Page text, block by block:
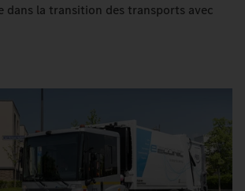
dans la transition des transports avec